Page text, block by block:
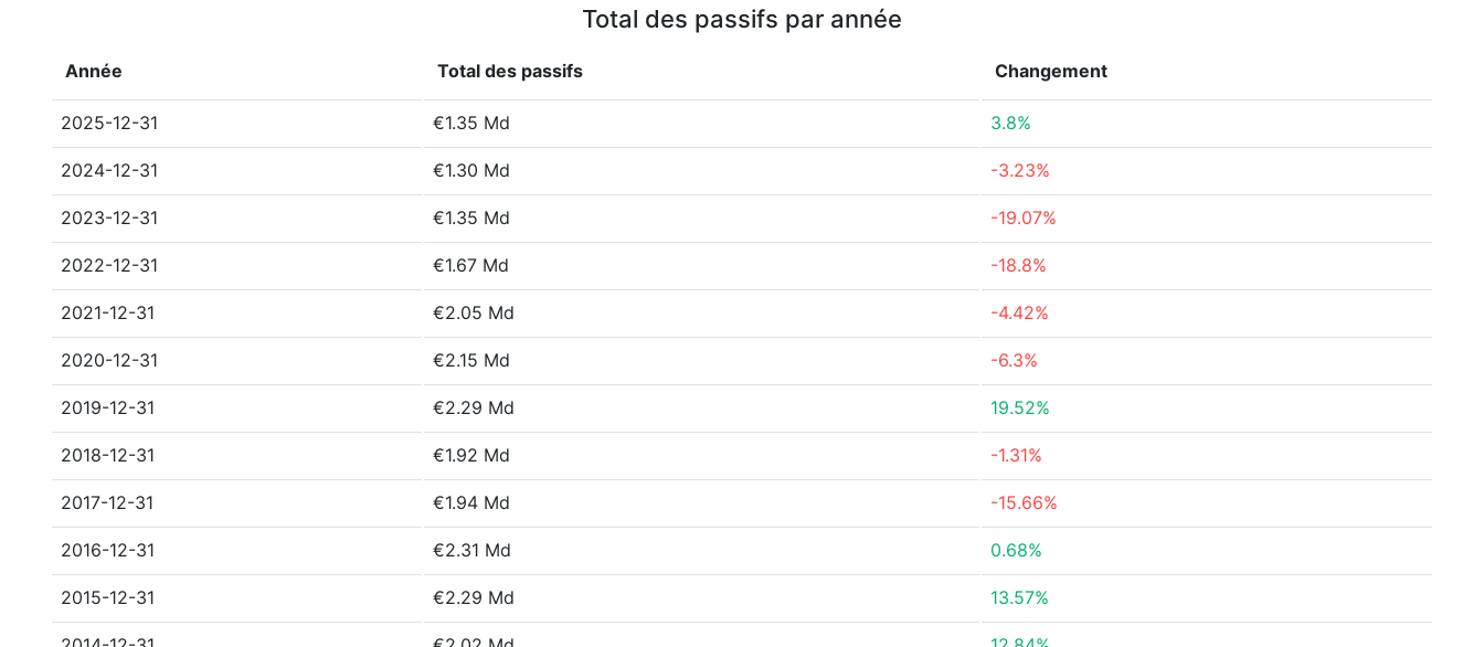
Total des passifs par année
Année Total des passifs Changement
2025-12-31 €1.35 Md 3.8%
2024-12-31 €1.30 Md -3.23%
2023-12-31 €1.35 Md -19.07%
2022-12-31 €1.67 Md -18.8%
2021-12-31 €2.05 Md -4.42%
2020-12-31 €2.15 Md -6.3%
2019-12-31 €2.29 Md 19.52%
2018-12-31 €1.92 Md -1.31%
2017-12-31 €1.94 Md -15.66%
2016-12-31 €2.31 Md 0.68%
2015-12-31 €2.29 Md 13.57%